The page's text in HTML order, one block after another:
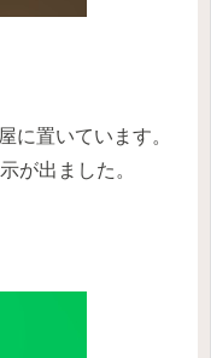
に置いています。
が出ました。